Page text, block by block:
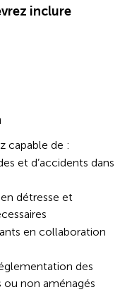
inclure
capable de :
et d’accidents dans
détresse et
en collaboration
des
ou non aménagés